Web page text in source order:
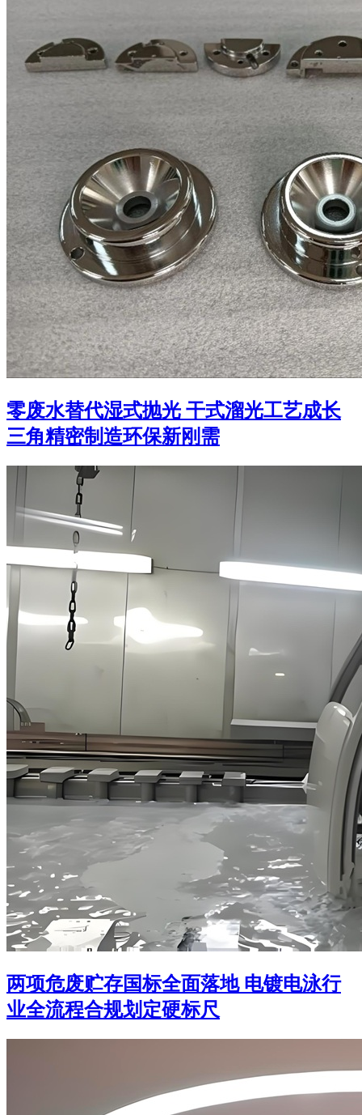
零废水替代湿式抛光 干式溜光工艺成长
三角精密制造环保新刚需
两项危废贮存国标全面落地 电镀电泳行
业全流程合规划定硬标尺